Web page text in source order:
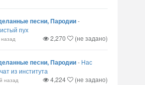
песни, Пародии-
пух
2,270 (не задано)
песни, Пародии- Нас
из института
назад 4,224 (не задано)